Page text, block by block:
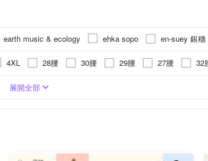
earth music & ecology ehka sopo en-suey 銀穗
LUNG.L 林佳樺 MEDUSA 曼度莎 MYSHEROS
4XL 28腰 30腰 29腰 27腰 32
34腰 文字
西裝褲
男友褲/錐形褲
人造皮革
展開全部